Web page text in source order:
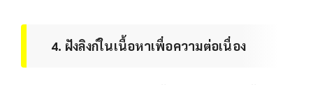
4. ฝังลิงก์ในเนื้อหาเพื่อความต่อเนื่อง